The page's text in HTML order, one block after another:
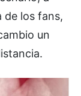
de los fans,
un